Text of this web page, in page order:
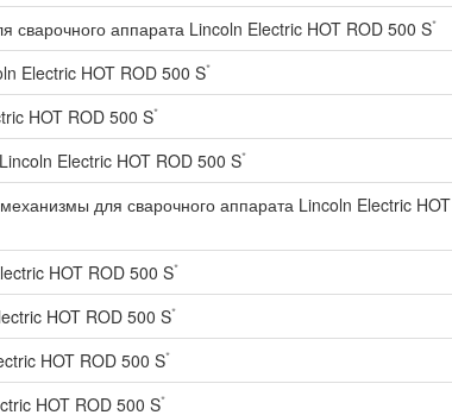
аппарата Lincoln Electric HOT ROD 500 S*
Electric HOT ROD 500 S*
HOT ROD 500 S*
Electric HOT ROD 500 S*
для сварочного аппарата Lincoln Electric HOT
HOT ROD 500 S*
HOT ROD 500 S*
HOT ROD 500 S*
HOT ROD 500 S*